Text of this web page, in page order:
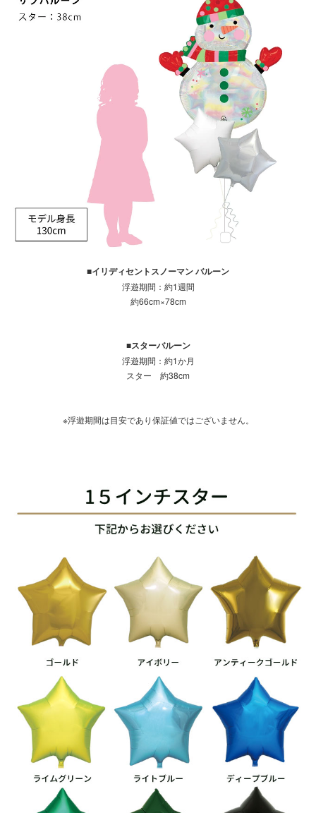
■イリディセントスノーマン バルーン
浮遊期間：約1週間
約66cm×78cm
■スターバルーン
浮遊期間：約1か月
スター 約38cm
※浮遊期間は目安であり保証値ではございません。